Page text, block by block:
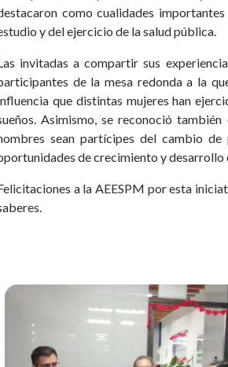
como cualidades
y del ejercicio de la salud pública.
invitadas a compartir sus
de la mesa redonda a la
que distintas mujeres han
Asimismo, se reconoció
sean partícipes del cambio
de crecimiento y desarrollo
a la AEESPM por esta